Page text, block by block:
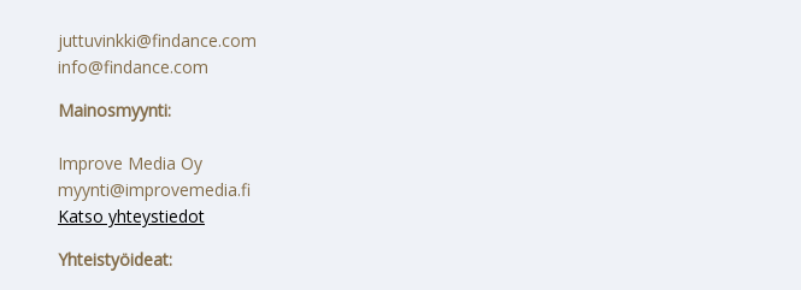
juttuvinkki@findance.com
info@findance.com
Mainosmyynti:
Improve Media Oy
myynti@improvemedia.fi
Katso yhteystiedot
Yhteistyöideat: